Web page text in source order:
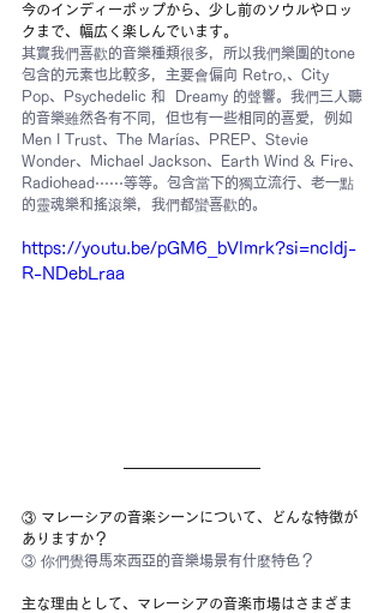
今のインディーポップから、少し前のソウルやロッ
クまで、幅広く楽しんでいます。
其實我們喜歡的音樂種類很多，所以我們樂團的tone
包含的元素也比較多，主要會偏向 Retro,、City
Pop、Psychedelic 和  Dreamy 的聲響。我們三人聽
的音樂雖然各有不同，但也有一些相同的喜愛，例如
Men I Trust、The Marías、PREP、Stevie
Wonder、Michael Jackson、Earth Wind & Fire、
Radiohead⋯⋯等等。包含當下的獨立流行、老一點
的靈魂樂和搖滾樂，我們都蠻喜歡的。
https://youtu.be/pGM6_bVlmrk?si=ncIdj-
R-NDebLraa
③ マレーシアの音楽シーンについて、どんな特徴が
ありますか？
③ 你們覺得馬來西亞的音樂場景有什麼特色？
主な理由として、マレーシアの音楽市場はさまざま